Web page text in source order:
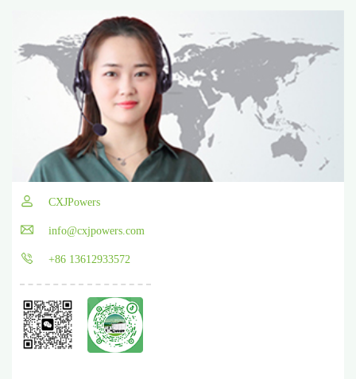
CXJPowers
info@cxjpowers.com
+86 13612933572